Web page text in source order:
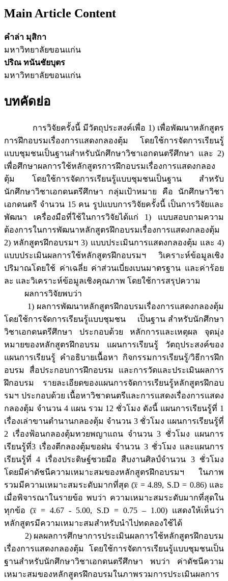
Main Article Content
คำล่า มุสิกา
มหาวิทยาลัยขอนแก่น
ปริณ ทนันชัยบุตร
มหาวิทยาลัยขอนแก่น
บทคัดย่อ
การวิจัยครั้งนี้ มีวัตถุประสงค์เพื่อ 1) เพื่อพัฒนาหลักสูตร
การฝึกอบรมเรื่องการแสดงกลองตุ้ม โดยใช้การจัดการเรียนรู้
แบบชุมชนเป็นฐานสำหรับนักศึกษาวิชาเอกดนตรีศึกษา และ 2)
เพื่อศึกษาผลการใช้หลักสูตรการฝึกอบรมเรื่องการแสดงกลอง
ตุ้ม โดยใช้การจัดการเรียนรู้แบบชุมชนเป็นฐาน สำหรับ
นักศึกษาวิชาเอกดนตรีศึกษา กลุ่มเป้าหมาย คือ นักศึกษาวิชา
เอกดนตรี จำนวน 15 คน รูปแบบการวิจัยครั้งนี้ เป็นการวิจัยและ
พัฒนา เครื่องมือที่ใช้ในการวิจัยได้แก่ 1) แบบสอบถามความ
ต้องการในการพัฒนาหลักสูตรฝึกอบรมเรื่องการแสดงกลองตุ้ม
2) หลักสูตรฝึกอบรมฯ 3) แบบประเมินการแสดงกลองตุ้ม และ 4)
แบบประเมินผลการใช้หลักสูตรฝึกอบรมฯ วิเคราะห์ข้อมูลเชิง
ปริมาณโดยใช้ ค่าเฉลี่ย ค่าส่วนเบี่ยงเบนมาตรฐาน และค่าร้อย
ละ และวิเคราะห์ข้อมูลเชิงคุณภาพ โดยใช้การสรุปความ
ผลการวิจัยพบว่า
1) ผลการพัฒนาหลักสูตรฝึกอบรมเรื่องการแสดงกลองตุ้ม
โดยใช้การจัดการเรียนรู้แบบชุมชน เป็นฐาน สำหรับนักศึกษา
วิชาเอกดนตรีศึกษา ประกอบด้วย หลักการและเหตุผล จุดมุ่ง
หมายของหลักสูตรฝึกอบรม แผนการเรียนรู้ วัตถุประสงค์ของ
แผนการเรียนรู้ คำอธิบายเนื้อหา กิจกรรมการเรียนรู้/วิธีการฝึก
อบรม สื่อประกอบการฝึกอบรม และการวัดและประเมินผลการ
ฝึกอบรม รายละเอียดของแผนการจัดการเรียนรู้หลักสูตรฝึกอบ
รมฯ ประกอบด้วย เนื้อหาวิชาดนตรีและการแสดงเรื่องการแสดง
กลองตุ้ม จำนวน 4 แผน รวม 12 ชั่วโมง ดังนี้ แผนการเรียนรู้ที่ 1
เรื่องเล่าขานตำนานกลองตุ้ม จำนวน 3 ชั่วโมง แผนการเรียนรู้ที่
2 เรื่องฟ้อนกลองตุ้มทวยพญาแถน จำนวน 3 ชั่วโมง แผนการ
เรียนรู้ที่3 เรื่องตีกลองตุ้มขอฝน จำนวน 3 ชั่วโมง และแผนการ
เรียนรู้ที่ 4 เรื่องประดิษฐ์ซวยมือ สืบงานศิลป์จำนวน 3 ชั่วโมง
โดยมีค่าดัชนีความเหมาะสมของหลักสูตรฝึกอบรมฯ ในภาพ
รวมมีความเหมาะสมระดับมากที่สุด (𝑥̅ = 4.89, S.D = 0.86) และ
เมื่อพิจารณาในรายข้อ พบว่า ความเหมาะสมระดับมากที่สุดใน
ทุกข้อ (𝑥̅ = 4.67 - 5.00, S.D = 0.75 – 1.00) แสดงให้เห็นว่า
หลักสูตรมีความเหมาะสมสำหรับนำไปทดลองใช้ได้
2) ผลผลการศึกษาการประเมินผลการใช้หลักสูตรฝึกอบรม
เรื่องการแสดงกลองตุ้ม โดยใช้การจัดการเรียนรู้แบบชุมชนเป็น
ฐานสำหรับนักศึกษาวิชาเอกดนตรีศึกษา พบว่า ค่าดัชนีความ
เหมาะสมของหลักสูตรฝึกอบรมในภาพรวมการประเมินผลการ